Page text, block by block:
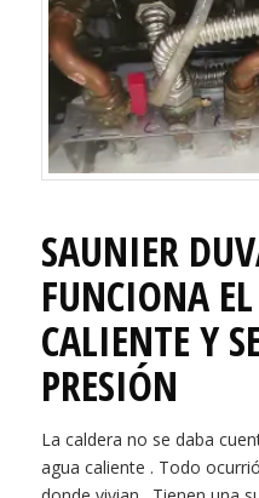
SAUNIER
FUNCIONA
CALIENTE Y
PRESIÓN
La caldera no se daba
agua caliente . Todo